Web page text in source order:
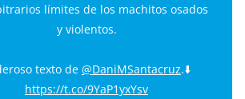
límites de los machitos osados
y violentos.
texto de @DaniMSantacruz.⬇️
https://t.co/9YaP1yxYsv